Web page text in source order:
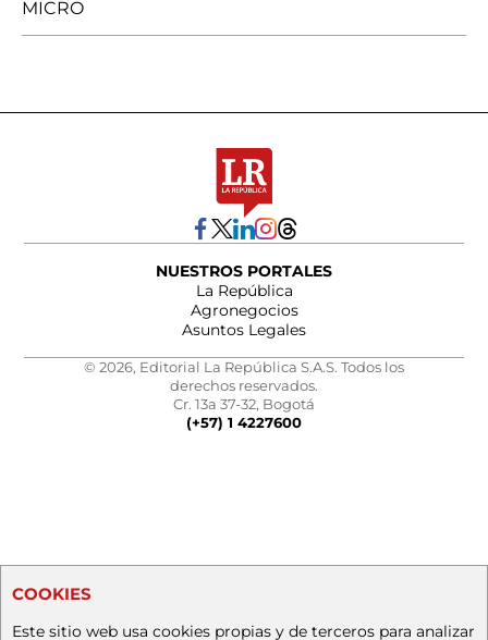
MICRO
NUESTROS PORTALES
La República
Agronegocios
Asuntos Legales
© 2026, Editorial La República S.A.S. Todos los
derechos reservados.
Cr. 13a 37-32, Bogotá
(+57) 1 4227600
COOKIES
Este sitio web usa cookies propias y de terceros para analizar